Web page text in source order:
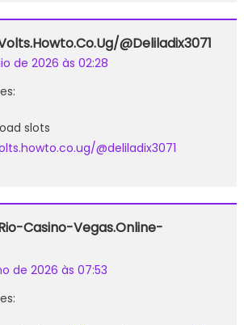
@deliladix3071
de 2026 às 02:28
slots
@deliladix3071
Casino-Vegas.online-
de 2026 às 07:53